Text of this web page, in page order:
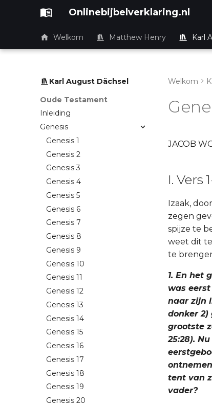
Onlinebijbelverklaring.nl
Welkom Matthew Henry Karl
Karl August Dächsel
Oude Testament
Inleiding
Genesis
Genesis 1
Genesis 2
Genesis 3
Genesis 4
Genesis 5
Genesis 6
Genesis 7
Genesis 8
Genesis 9
Genesis 10
Genesis 11
Genesis 12
Genesis 13
Genesis 14
Genesis 15
Genesis 16
Genesis 17
Genesis 18
Genesis 19
Genesis 20
Welkom
JACOB
I. Vers
Izaak,
zegen
spijze te
weet dit te
te
1. En het
was
naar zijn
donker 2)
grootste
25:28).
tent van
vader?